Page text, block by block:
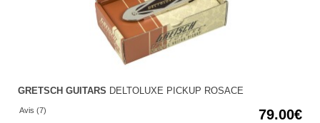
GRETSCH GUITARS DELTOLUXE PICKUP ROSACE
Avis (7) 79.00